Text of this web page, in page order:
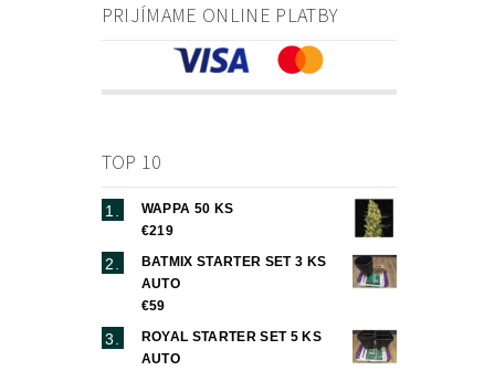
PRIJÍMAME ONLINE PLATBY
TOP 10
WAPPA 50 KS
€219
BATMIX STARTER SET 3 KS
AUTO
€59
ROYAL STARTER SET 5 KS
AUTO